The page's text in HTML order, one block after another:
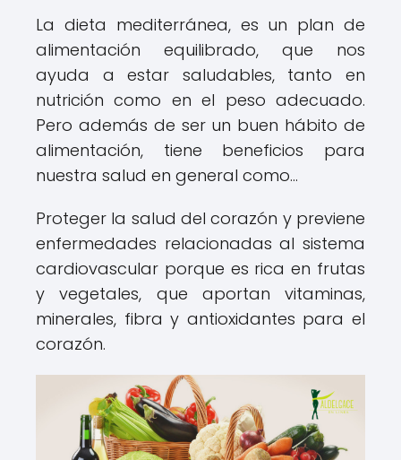
La dieta mediterránea, es un plan de
alimentación equilibrado, que nos
ayuda a estar saludables, tanto en
nutrición como en el peso adecuado.
Pero además de ser un buen hábito de
alimentación, tiene beneficios para
nuestra salud en general como…
Proteger la salud del corazón y previene
enfermedades relacionadas al sistema
cardiovascular porque es rica en frutas
y vegetales, que aportan vitaminas,
minerales, fibra y antioxidantes para el
corazón.